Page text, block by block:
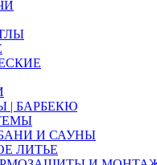
| БАРБЕКЮ
И САУНЫ
ЛИТЬЕ